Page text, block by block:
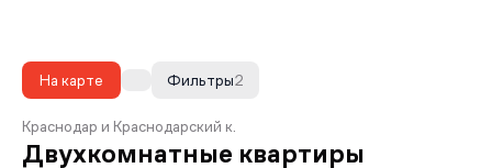
На карте 2
Фильтры
Краснодар и Краснодарский к.
Двухкомнатные квартиры